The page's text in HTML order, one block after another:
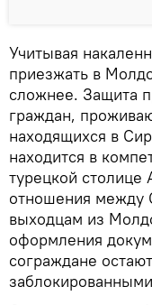
Учитывая
приезжать в
сложнее. Защита
граждан,
находящихся в
находится в
турецкой
отношения между
выходцам из
оформления
сограждане